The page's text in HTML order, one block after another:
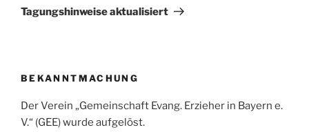
Beitrag
Tagungshinweise aktualisiert
BEKANNTMACHUNG
Der Verein „Gemeinschaft Evang. Erzieher in Bayern e.
V.“ (GEE) wurde aufgelöst.